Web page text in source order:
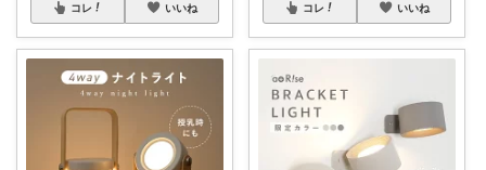
コレ いいね コレ いいね